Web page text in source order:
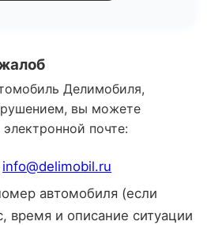
Делимобиля,
вы можете
почте:
info@delimobil.ru
автомобиля (если
время и описание ситуации